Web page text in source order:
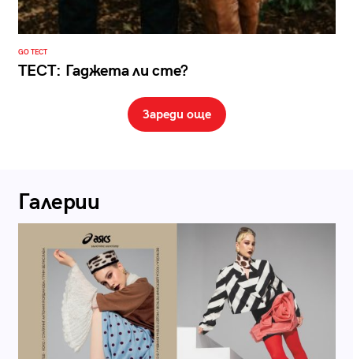
GO ТЕСТ
ТЕСТ: Гаджета ли сте?
Зареди още
Галерии